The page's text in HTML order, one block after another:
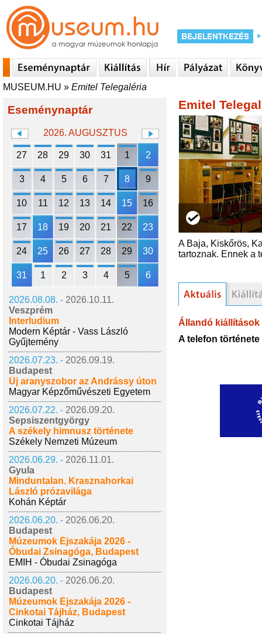
MUSEUM.HU » Emitel Telegaléria
Eseménynaptár
2026. AUGUSZTUS
27 28 29 30 31 1 2
3 4 5 6 7 8 9
10 11 12 13 14 15 16
17 18 19 20 21 22 23
24 25 26 27 28 29 30
31 1 2 3 4 5 6
2026.08.08. - 2026.10.11.
Veszprém
Interludium
Modern Képtár - Vass László
Gyűjtemény
2026.07.23. - 2026.09.19.
Budapest
Új aranyszobor az Andrássy úton
Magyar Képzőművészeti Egyetem
2026.07.22. - 2026.09.20.
Sepsiszentgyörgy
A székely himnusz története
Székely Nemzeti Múzeum
2026.06.29. - 2026.11.01.
Gyula
Minduntalan. Krasznahorkai
László prózavilága
Kohán Képtár
2026.06.20. - 2026.06.20.
Budapest
Múzeumok Éjszakája 2026 -
Óbudai Zsinagóga, Budapest
EMIH - Óbudai Zsinagóga
2026.06.20. - 2026.06.20.
Budapest
Múzeumok Éjszakája 2026 -
Cinkotai Tájház, Budapest
Cinkotai Tájház
Emitel
A Baja, Kiskőrös,
tartoznak. Ennek a
Állandó kiállítások
A telefon